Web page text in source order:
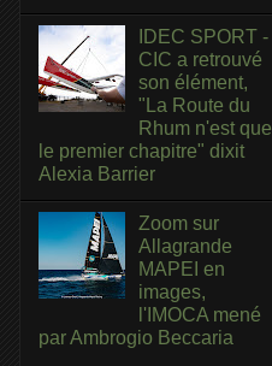
IDEC SPORT -
CIC a retrouvé
son élément,
"La Route du
Rhum n'est que
le premier chapitre" dixit
Alexia Barrier
Zoom sur
Allagrande
MAPEI en
images,
l'IMOCA mené
par Ambrogio Beccaria